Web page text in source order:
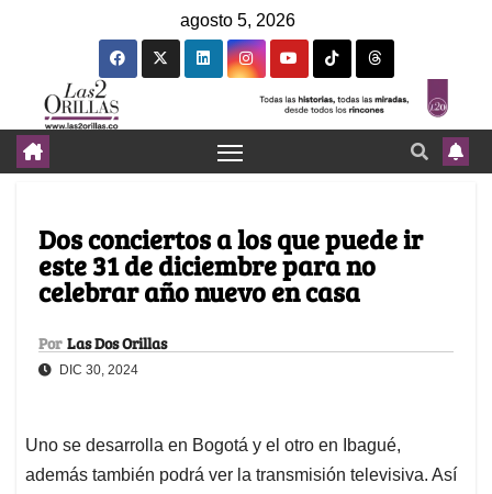
agosto 5, 2026
Dos conciertos a los que puede ir
este 31 de diciembre para no
celebrar año nuevo en casa
Por Las Dos Orillas
DIC 30, 2024
Uno se desarrolla en Bogotá y el otro en Ibagué,
además también podrá ver la transmisión televisiva. Así